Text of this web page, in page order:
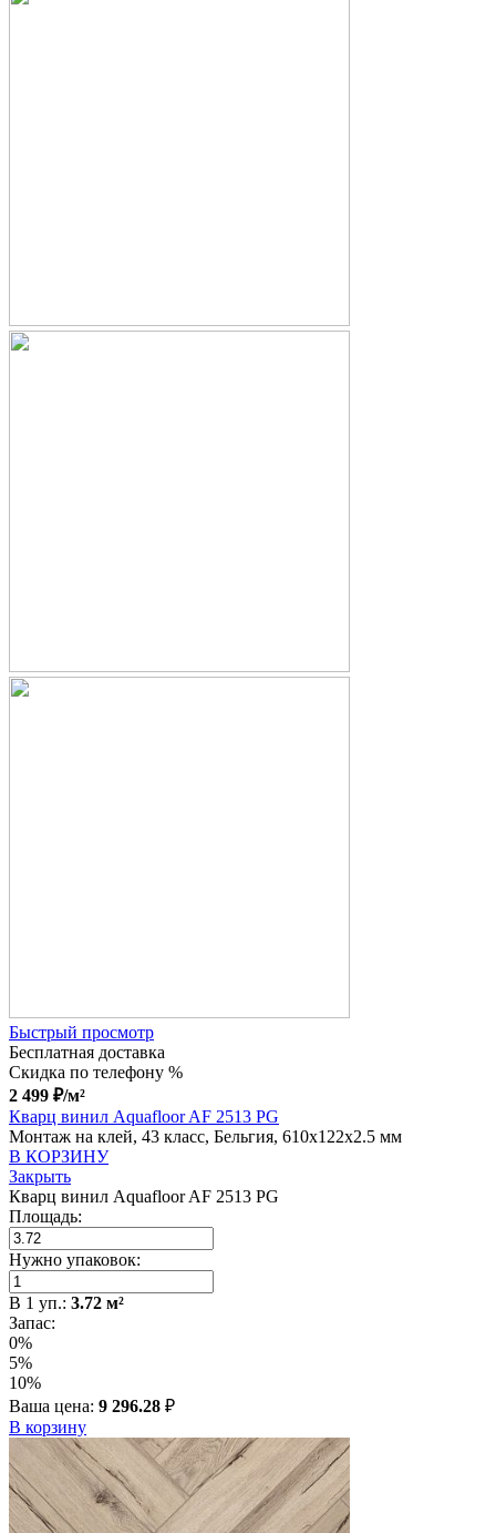
Быстрый просмотр
Бесплатная доставка
Скидка по телефону %
2 499 ₽/м²
Кварц винил Aquafloor AF 2513 PG
Монтаж на клей, 43 класс, Бельгия, 610x122x2.5 мм
В КОРЗИНУ
Закрыть
Кварц винил Aquafloor AF 2513 PG
Площадь:
Нужно упаковок:
В 1 уп.: 3.72 м²
Запас:
0%
5%
10%
Ваша цена: 9 296.28 ₽
В корзину